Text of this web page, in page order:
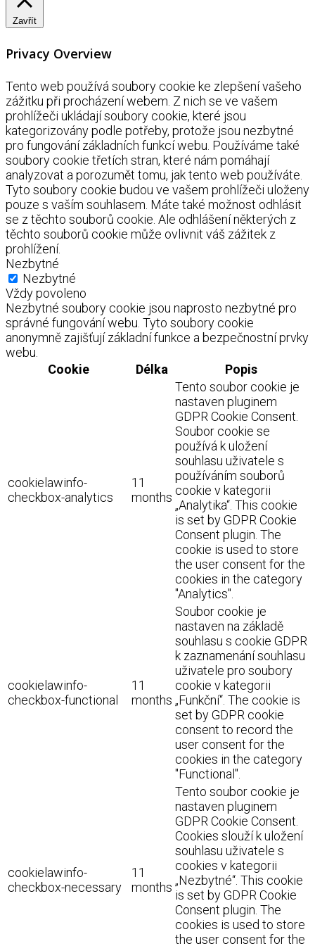
Zavřít
Privacy Overview
Tento web používá soubory cookie ke zlepšení vašeho
zážitku při procházení webem. Z nich se ve vašem
prohlížeči ukládají soubory cookie, které jsou
kategorizovány podle potřeby, protože jsou nezbytné
pro fungování základních funkcí webu. Používáme také
soubory cookie třetích stran, které nám pomáhají
analyzovat a porozumět tomu, jak tento web používáte.
Tyto soubory cookie budou ve vašem prohlížeči uloženy
pouze s vaším souhlasem. Máte také možnost odhlásit
se z těchto souborů cookie. Ale odhlášení některých z
těchto souborů cookie může ovlivnit váš zážitek z
prohlížení.
Nezbytné
Nezbytné
Vždy povoleno
Nezbytné soubory cookie jsou naprosto nezbytné pro
správné fungování webu. Tyto soubory cookie
anonymně zajišťují základní funkce a bezpečnostní prvky
webu.
Cookie
Délka Popis
cookielawinfo-
checkbox-analytics
11
months
Tento soubor cookie je
nastaven pluginem
GDPR Cookie Consent.
Soubor cookie se
používá k uložení
souhlasu uživatele s
používáním souborů
cookie v kategorii
„Analytika“. This cookie
is set by GDPR Cookie
Consent plugin. The
cookie is used to store
the user consent for the
cookies in the category
"Analytics".
cookielawinfo-
checkbox-functional
11
months
Soubor cookie je
nastaven na základě
souhlasu s cookie GDPR
k zaznamenání souhlasu
uživatele pro soubory
cookie v kategorii
„Funkční“. The cookie is
set by GDPR cookie
consent to record the
user consent for the
cookies in the category
"Functional".
cookielawinfo-
checkbox-necessary
11
months
Tento soubor cookie je
nastaven pluginem
GDPR Cookie Consent.
Cookies slouží k uložení
souhlasu uživatele s
cookies v kategorii
„Nezbytné“. This cookie
is set by GDPR Cookie
Consent plugin. The
cookies is used to store
the user consent for the